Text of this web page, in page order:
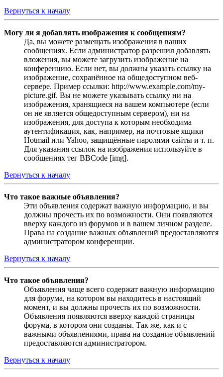
Вернуться к началу
Могу ли я добавлять изображения к сообщениям?
Да, вы можете размещать изображения в ваших
сообщениях. Если администратор разрешил добавлять
вложения, вы можете загрузить изображение на
конференцию. Если нет, вы должны указать ссылку на
изображение, сохранённое на общедоступном веб-
сервере. Пример ссылки: http://www.example.com/my-
picture.gif. Вы не можете указывать ссылку ни на
изображения, хранящиеся на вашем компьютере (если
он не является общедоступным сервером), ни на
изображения, для доступа к которым необходима
аутентификация, как, например, на почтовые ящики
Hotmail или Yahoo, защищённые паролями сайты и т. п.
Для указания ссылок на изображения используйте в
сообщениях тег BBCode [img].
Вернуться к началу
Что такое важные объявления?
Эти объявления содержат важную информацию, и вы
должны прочесть их по возможности. Они появляются
вверху каждого из форумов и в вашем личном разделе.
Права на создание важных объявлений предоставляются
администратором конференции.
Вернуться к началу
Что такое объявления?
Объявления чаще всего содержат важную информацию
для форума, на котором вы находитесь в настоящий
момент, и вы должны прочесть их по возможности.
Объявления появляются вверху каждой страницы
форума, в котором они созданы. Так же, как и с
важными объявлениями, права на создание объявлений
предоставляются администратором.
Вернуться к началу